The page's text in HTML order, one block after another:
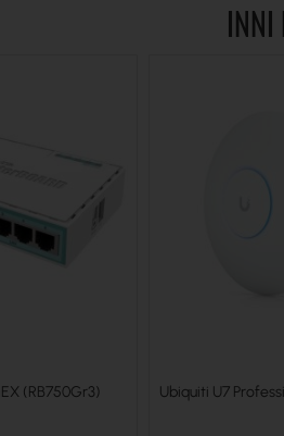
INNI
(RB750Gr3) Ubiquiti U7